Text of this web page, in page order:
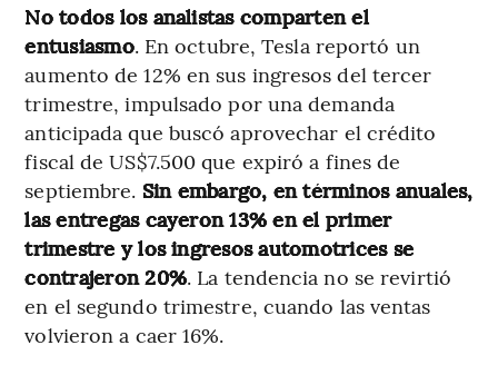
No todos los analistas comparten el
entusiasmo. En octubre, Tesla reportó un
aumento de 12% en sus ingresos del tercer
trimestre, impulsado por una demanda
anticipada que buscó aprovechar el crédito
fiscal de US$7.500 que expiró a fines de
septiembre. Sin embargo, en términos anuales,
las entregas cayeron 13% en el primer
trimestre y los ingresos automotrices se
contrajeron 20%. La tendencia no se revirtió
en el segundo trimestre, cuando las ventas
volvieron a caer 16%.